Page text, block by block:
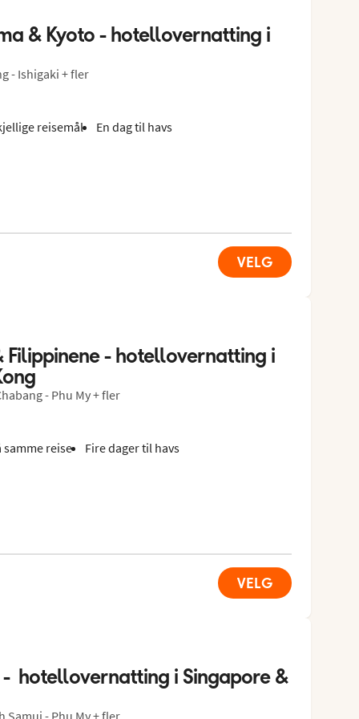
& Kyoto - hotellovernatting i
- Ishigaki + fler
reisemål
En dag til havs
VELG
Filippinene - hotellovernatting i
- Phu My + fler
samme reise
Fire dager til havs
VELG
hotellovernatting i Singapore &
Samui - Phu My + fler